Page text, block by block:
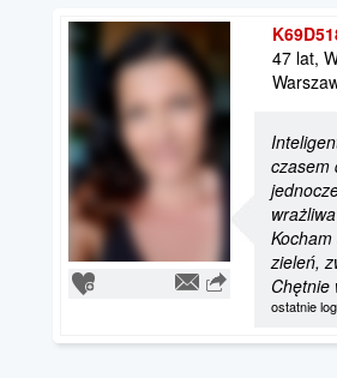
47 lat,
czasem
zieleń,
Chętnie
ostatnie